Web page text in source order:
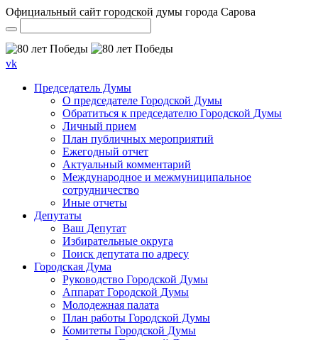
Официальный сайт городской думы города Сарова
vk
Председатель Думы
О председателе Городской Думы
Обратиться к председателю Городской Думы
Личный прием
План публичных мероприятий
Ежегодный отчет
Актуальный комментарий
Международное и межмуниципальное
сотрудничество
Иные отчеты
Депутаты
Ваш Депутат
Избирательные округа
Поиск депутата по адресу
Городская Дума
Руководство Городской Думы
Аппарат Городской Думы
Молодежная палата
План работы Городской Думы
Комитеты Городской Думы